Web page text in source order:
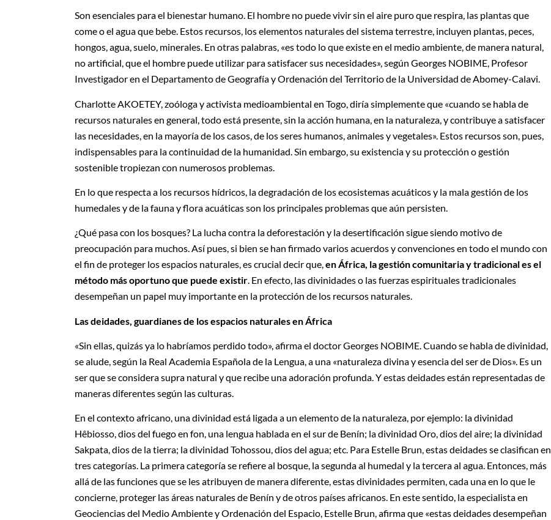
Son esenciales para el bienestar humano. El hombre no puede vivir sin el aire puro que respira, las plantas que
come o el agua que bebe. Estos recursos, los elementos naturales del sistema terrestre, incluyen plantas, peces,
hongos, agua, suelo, minerales. En otras palabras, «es todo lo que existe en el medio ambiente, de manera natural,
no artificial, que el hombre puede utilizar para satisfacer sus necesidades», según Georges NOBIME, Profesor
Investigador en el Departamento de Geografía y Ordenación del Territorio de la Universidad de Abomey-Calavi.
Charlotte AKOETEY, zoóloga y activista medioambiental en Togo, diría simplemente que «cuando se habla de
recursos naturales en general, todo está presente, sin la acción humana, en la naturaleza, y contribuye a satisfacer
las necesidades, en la mayoría de los casos, de los seres humanos, animales y vegetales». Estos recursos son, pues,
indispensables para la continuidad de la humanidad. Sin embargo, su existencia y su protección o gestión
sostenible tropiezan con numerosos problemas.
En lo que respecta a los recursos hídricos, la degradación de los ecosistemas acuáticos y la mala gestión de los
humedales y de la fauna y flora acuáticas son los principales problemas que aún persisten.
¿Qué pasa con los bosques? La lucha contra la deforestación y la desertificación sigue siendo motivo de
preocupación para muchos. Así pues, si bien se han firmado varios acuerdos y convenciones en todo el mundo con
el fin de proteger los espacios naturales, es crucial decir que,en África, la gestión comunitaria y tradicional es el
método más oportuno que puede existir. En efecto, las divinidades o las fuerzas espirituales tradicionales
desempeñan un papel muy importante en la protección de los recursos naturales.
Las deidades, guardianes de los espacios naturales en África
«Sin ellas, quizás ya lo habríamos perdido todo», afirma el doctor Georges NOBIME. Cuando se habla de divinidad,
se alude, según la Real Academia Española de la Lengua, a una «naturaleza divina y esencia del ser de Dios». Es un
ser que se considera supra natural y que recibe una adoración profunda. Y estas deidades están representadas de
maneras diferentes según las culturas.
En el contexto africano, una divinidad está ligada a un elemento de la naturaleza, por ejemplo: la divinidad
Hêbiosso, dios del fuego en fon, una lengua hablada en el sur de Benín; la divinidad Oro, dios del aire; la divinidad
Sakpata, dios de la tierra; la divinidad Tohossou, dios del agua; etc. Para Estelle Brun, estas deidades se clasifican en
tres categorías. La primera categoría se refiere al bosque, la segunda al humedal y la tercera al agua. Entonces, más
allá de las funciones que se les atribuyen de manera diferente, estas divinidades permiten, cada una en lo que le
concierne, proteger las áreas naturales de Benín y de otros países africanos. En este sentido, la especialista en
Geociencias del Medio Ambiente y Ordenación del Espacio, Estelle Brun, afirma que «estas deidades desempeñan